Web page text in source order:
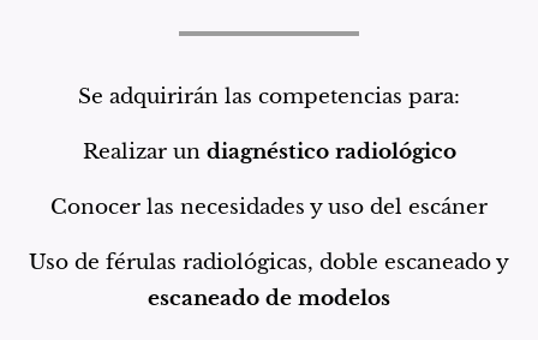
Se adquirirán las competencias para:
Realizar un diagnéstico radiológico
Conocer las necesidades y uso del escáner
Uso de férulas radiológicas, doble escaneado y
escaneado de modelos